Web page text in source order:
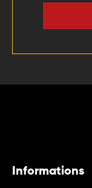
Informations